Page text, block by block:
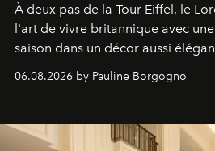
À deux pas de la Tour Eiffel, le
l'art de vivre britannique avec
saison dans un décor aussi
06.08.2026 by Pauline Borgogno